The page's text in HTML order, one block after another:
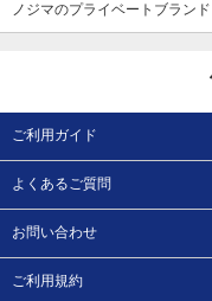
ノジマのプライベートブランド
ご利用ガイド
よくあるご質問
お問い合わせ
ご利用規約